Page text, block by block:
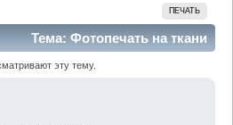
ПЕЧАТЬ
Тема: Фотопечать на ткани
эту тему.